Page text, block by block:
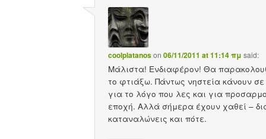
coolplatanoson 06/11/2011 at 11:14 πμ said:
Μάλιστα! Ενδιαφέρον! Θα
το φτιάξω. Πάντως νηστεία κάνουν
για το λόγο που λες και για
εποχή. Αλλά σήμερα έχουν χαθεί –
καταναλώνεις και πότε.